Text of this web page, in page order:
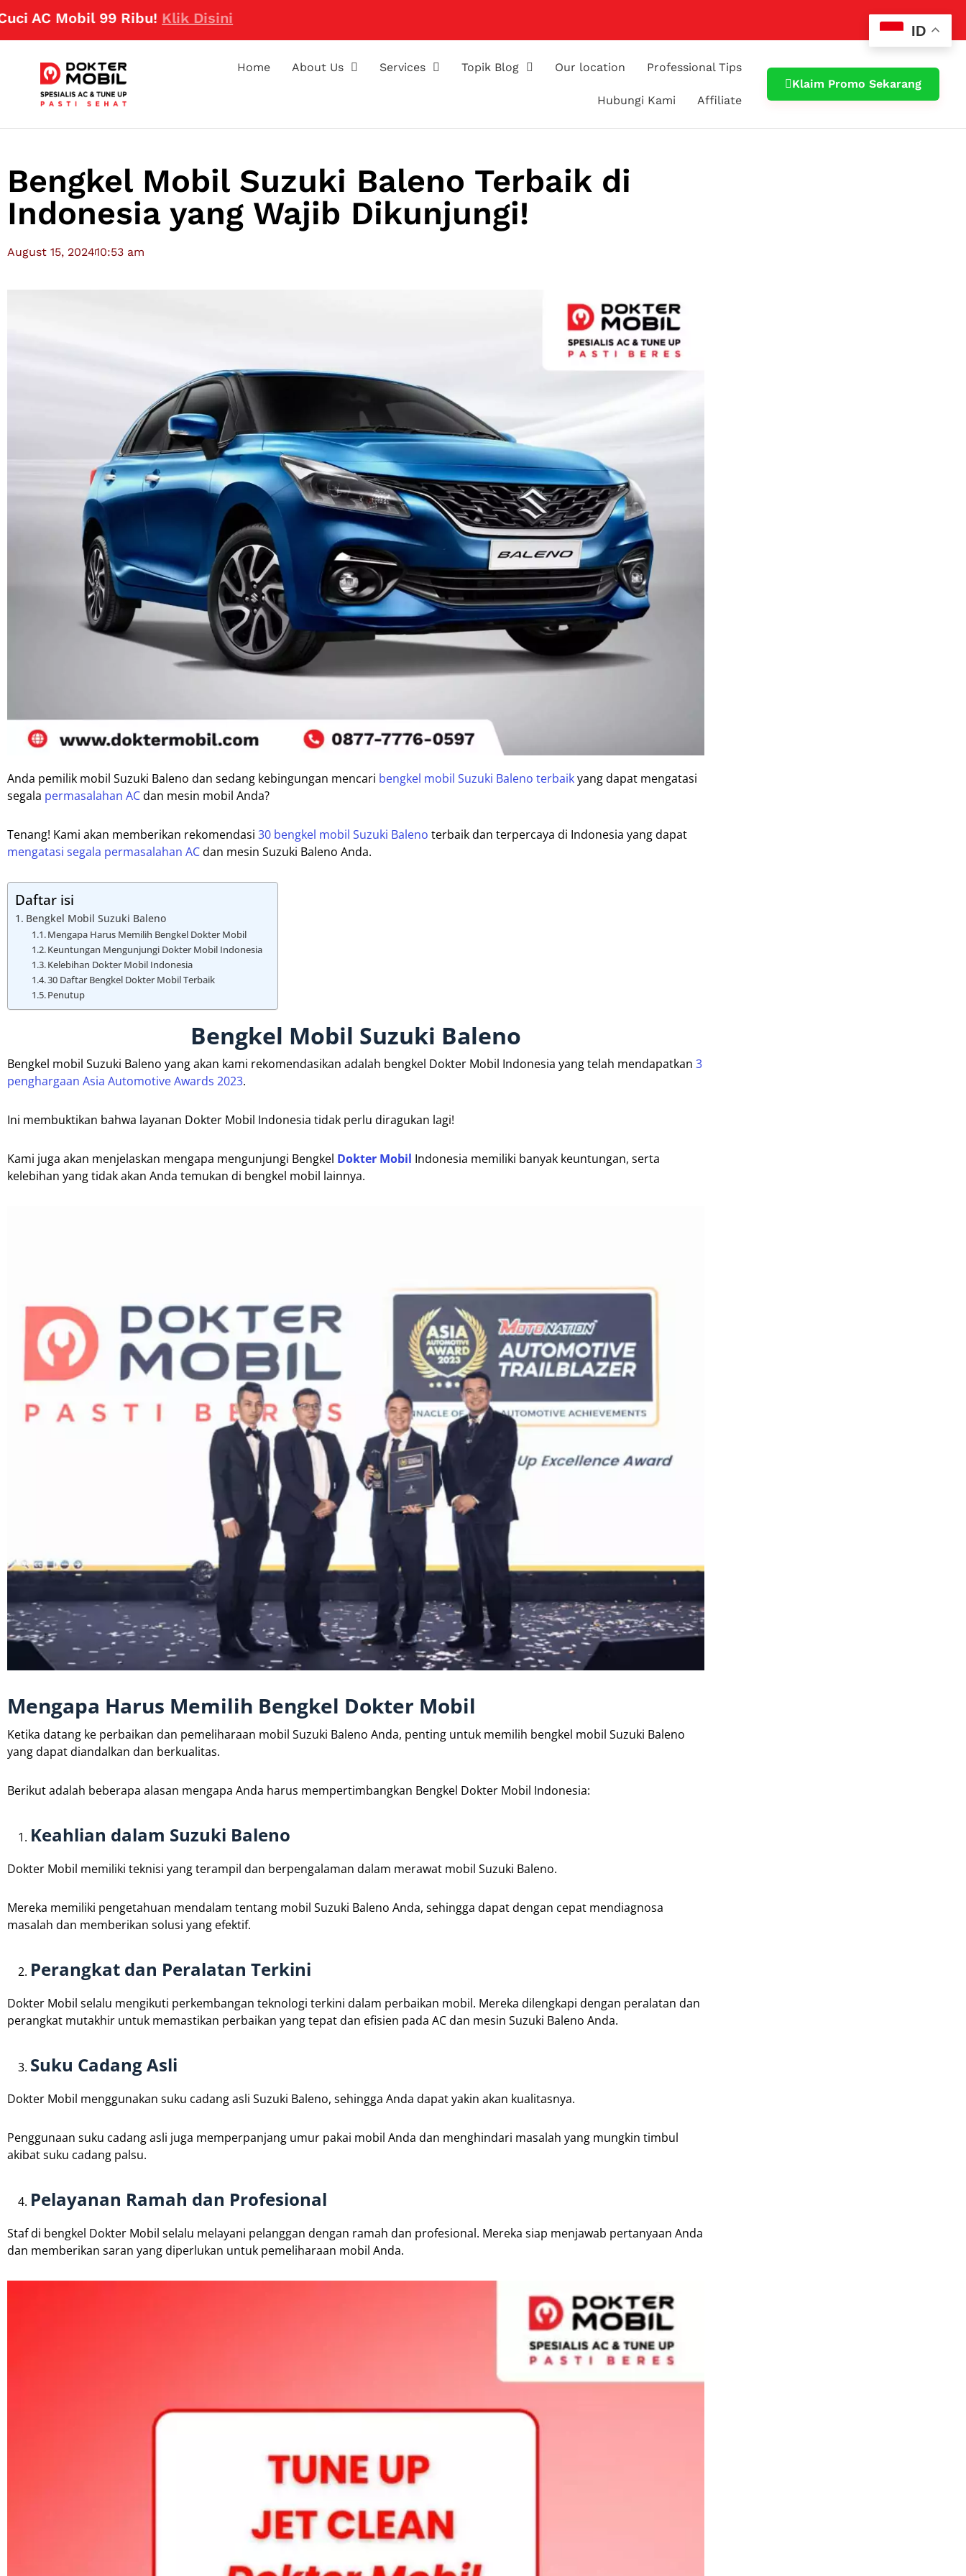
99 Ribu! Klik Disini
Home About Us Services Topik Blog Our location Professional Tips
Hubungi Kami Affiliate
Klaim Promo Sekarang
Bengkel Mobil Suzuki Baleno Terbaik di
Indonesia yang Wajib Dikunjungi!
August 15, 202410:53 am
Anda pemilik mobil Suzuki Baleno dan sedang kebingungan mencari bengkel mobil Suzuki Baleno terbaikyang dapat mengatasi
segala permasalahan ACdan mesin mobil Anda?
Tenang! Kami akan memberikan rekomendasi 30 bengkel mobil Suzuki Baleno terbaik dan terpercaya di Indonesia yang dapat
mengatasi segala permasalahan ACdan mesin Suzuki Baleno Anda.
Daftar isi
Bengkel Mobil Suzuki Baleno
Mengapa Harus Memilih Bengkel Dokter Mobil
Keuntungan Mengunjungi Dokter Mobil Indonesia
Kelebihan Dokter Mobil Indonesia
30 Daftar Bengkel Dokter Mobil Terbaik
Penutup
Bengkel Mobil Suzuki Baleno
Bengkel mobil Suzuki Baleno yang akan kami rekomendasikan adalah bengkel Dokter Mobil Indonesia yang telah mendapatkan 3
penghargaan Asia Automotive Awards 2023.
Ini membuktikan bahwa layanan Dokter Mobil Indonesia tidak perlu diragukan lagi!
Kami juga akan menjelaskan mengapa mengunjungi Bengkel Dokter Mobil Indonesia memiliki banyak keuntungan, serta
kelebihan yang tidak akan Anda temukan di bengkel mobil lainnya.
Mengapa Harus Memilih Bengkel Dokter Mobil
Ketika datang ke perbaikan dan pemeliharaan mobil Suzuki Baleno Anda, penting untuk memilih bengkel mobil Suzuki Baleno
yang dapat diandalkan dan berkualitas.
Berikut adalah beberapa alasan mengapa Anda harus mempertimbangkan Bengkel Dokter Mobil Indonesia:
Keahlian dalam Suzuki Baleno
Dokter Mobil memiliki teknisi yang terampil dan berpengalaman dalam merawat mobil Suzuki Baleno.
Mereka memiliki pengetahuan mendalam tentang mobil Suzuki Baleno Anda, sehingga dapat dengan cepat mendiagnosa
masalah dan memberikan solusi yang efektif.
Perangkat dan Peralatan Terkini
Dokter Mobil selalu mengikuti perkembangan teknologi terkini dalam perbaikan mobil. Mereka dilengkapi dengan peralatan dan
perangkat mutakhir untuk memastikan perbaikan yang tepat dan efisien pada AC dan mesin Suzuki Baleno Anda.
Suku Cadang Asli
Dokter Mobil menggunakan suku cadang asli Suzuki Baleno, sehingga Anda dapat yakin akan kualitasnya.
Penggunaan suku cadang asli juga memperpanjang umur pakai mobil Anda dan menghindari masalah yang mungkin timbul
akibat suku cadang palsu.
Pelayanan Ramah dan Profesional
Staf di bengkel Dokter Mobil selalu melayani pelanggan dengan ramah dan profesional. Mereka siap menjawab pertanyaan Anda
dan memberikan saran yang diperlukan untuk pemeliharaan mobil Anda.
ID